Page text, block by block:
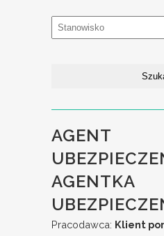
AGENT
AGENTKA
Pracodawca: Klient